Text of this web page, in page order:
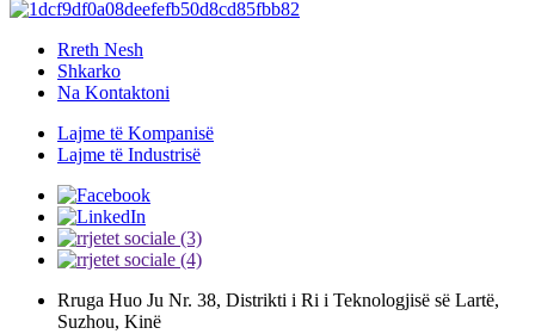
Rreth Nesh
Shkarko
Na Kontaktoni
Lajme të Kompanisë
Lajme të Industrisë
Rruga Huo Ju Nr. 38, Distrikti i Ri i Teknologjisë së Lartë,
Suzhou, Kinë